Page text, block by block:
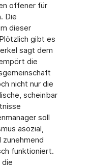
offener für
Die
dieser
gibt es
sagt dem
die
nicht nur die
scheinbar
soll
asozial,
funktioniert.
die